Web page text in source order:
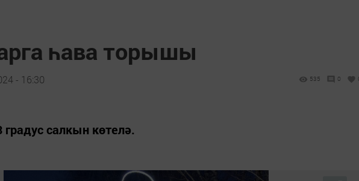
һава торышы
- 16:30 535 0
салкын көтелә.